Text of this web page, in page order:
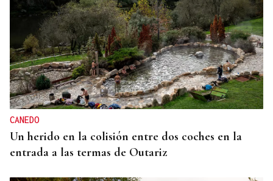
CANEDO
Un herido en la colisión entre dos coches en la
entrada a las termas de Outariz